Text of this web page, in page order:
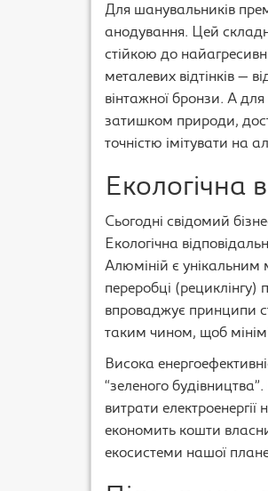
Для шанувальників
анодування. Цей
стійкою до
металевих відтінків —
вінтажної бронзи. А
затишком природи,
точністю імітувати на
Екологічна
Сьогодні свідомий
Екологічна
Алюміній є унікальним
переробці (рециклінгу)
впроваджує принципи
таким чином, щоб
Висока
“зеленого
витрати
економить кошти
екосистеми нашої